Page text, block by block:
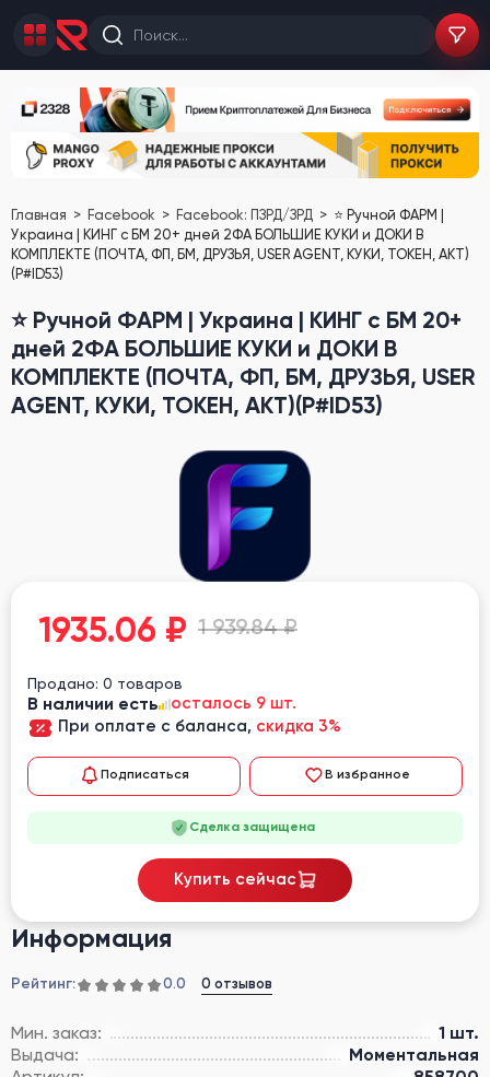
Главная Facebook Facebook: ПЗРД/ЗРД
⭐️ Ручной ФАРМ |
Украина | КИНГ с БМ 20+ дней 2ФА БОЛЬШИЕ КУКИ и ДОКИ В
КОМПЛЕКТЕ (ПОЧТА, ФП, БМ, ДРУЗЬЯ, USER АGENT, КУКИ, ТОКЕН, АКТ)
(P#ID53)
⭐️ Ручной ФАРМ | Украина | КИНГ с БМ 20+
дней 2ФА БОЛЬШИЕ КУКИ и ДОКИ В
КОМПЛЕКТЕ (ПОЧТА, ФП, БМ, ДРУЗЬЯ, USER
АGENT, КУКИ, ТОКЕН, АКТ)(P#ID53)
Информация
Рейтинг: 0.0 0 отзывов
Мин. заказ:
1 шт.
Выдача:
Моментальная
1935.06 ₽ 1 939.84 ₽
Продано: 0 товаров
В наличии есть
осталось 9 шт.
При оплате с баланса, скидка 3%
Подписаться В избранное
Сделка защищена
Купить сейчас